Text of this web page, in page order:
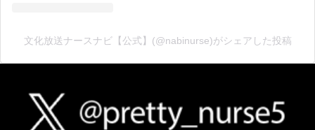
文化放送ナースナビ【公式】(@nabinurse)がシェアした投稿